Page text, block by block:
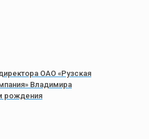
ОАО «Рузская
Владимира
рождения